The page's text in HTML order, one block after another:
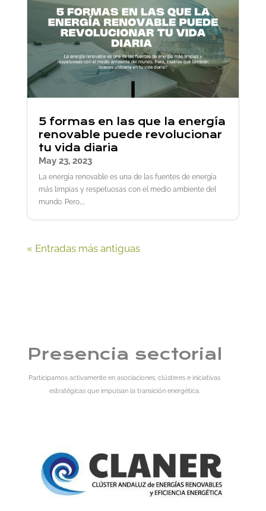
5 formas en las que la energía
renovable puede revolucionar
tu vida diaria
May 23, 2023
La energía renovable es una de las fuentes de energía
más limpias y respetuosas con el medio ambiente del
mundo. Pero,...
« Entradas más antiguas
Presencia sectorial
Participamos activamente en asociaciones, clústeres e iniciativas
estratégicas que impulsan la transición energética.